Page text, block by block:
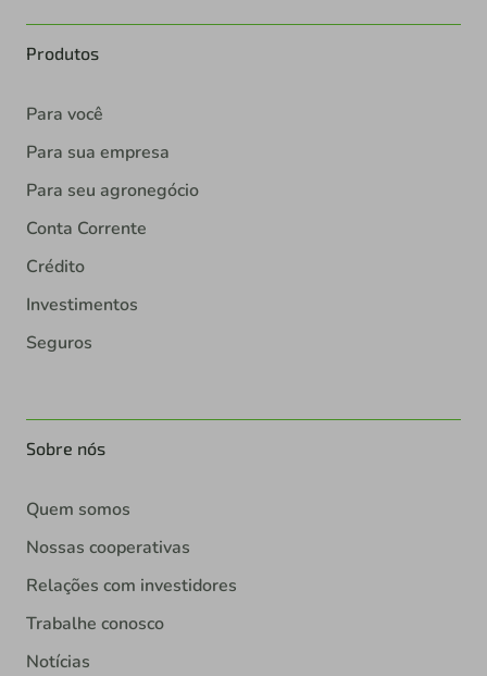
Produtos
Para você
Para sua empresa
Para seu agronegócio
Conta Corrente
Crédito
Investimentos
Seguros
Sobre nós
Quem somos
Nossas cooperativas
Relações com investidores
Trabalhe conosco
Notícias